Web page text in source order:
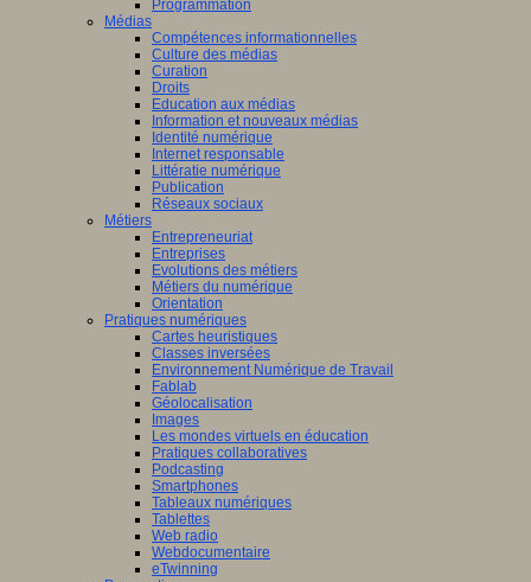
Programmation
Médias
Compétences informationnelles
Culture des médias
Curation
Droits
Education aux médias
Information et nouveaux médias
Identité numérique
Internet responsable
Littératie numérique
Publication
Réseaux sociaux
Métiers
Entrepreneuriat
Entreprises
Evolutions des métiers
Métiers du numérique
Orientation
Pratiques numériques
Cartes heuristiques
Classes inversées
Environnement Numérique de Travail
Fablab
Géolocalisation
Images
Les mondes virtuels en éducation
Pratiques collaboratives
Podcasting
Smartphones
Tableaux numériques
Tablettes
Web radio
Webdocumentaire
eTwinning